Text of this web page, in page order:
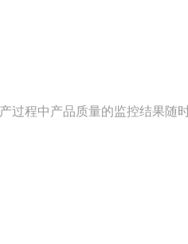
程中产品质量的监控结果